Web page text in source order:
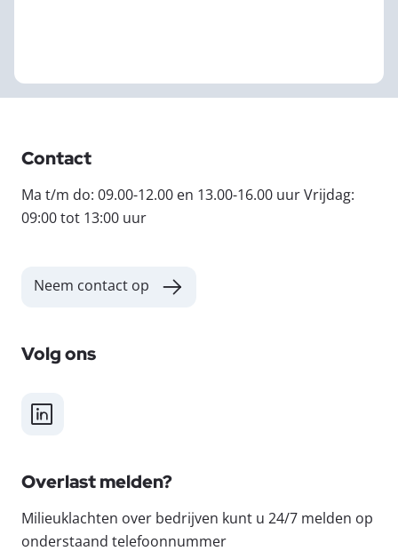
Contact
Ma t/m do: 09.00-12.00 en 13.00-16.00 uur Vrijdag:
09:00 tot 13:00 uur
Neem contact op
Volg ons
LinkedIn
Overlast melden?
Milieuklachten over bedrijven kunt u 24/7 melden op
onderstaand telefoonnummer